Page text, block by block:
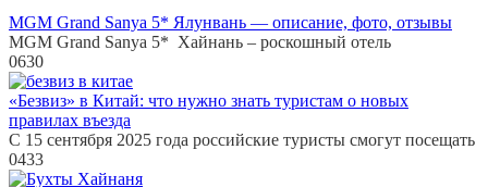
MGM Grand Sanya 5* Ялунвань — описание, фото, отзывы
MGM Grand Sanya 5* Хайнань – роскошный отель
0630
«Безвиз» в Китай: что нужно знать туристам о новых
правилах въезда
С 15 сентября 2025 года российские туристы смогут посещать
0433